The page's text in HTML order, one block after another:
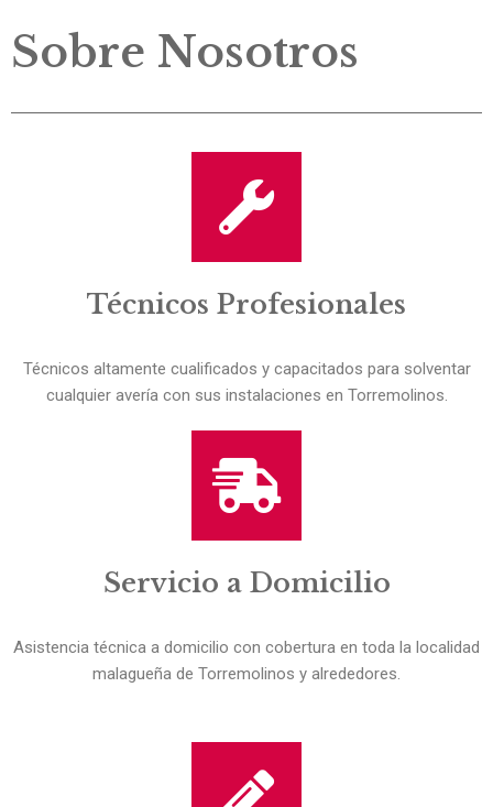
Sobre Nosotros
Técnicos Profesionales
Técnicos altamente cualificados y capacitados para solventar
cualquier avería con sus instalaciones en Torremolinos.
Servicio a Domicilio
Asistencia técnica a domicilio con cobertura en toda la localidad
malagueña de Torremolinos y alrededores.